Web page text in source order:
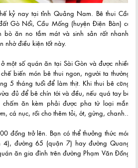
kỷ nay tại tỉnh Quảng Nam. Bê thui Cầu
Gò Nổi, Cầu Mống (huyện Điện Bàn) cỏ
bò ăn no tắm mát và sinh sản rất nhanh,
nhờ điều kiện tốt này.
một số quán ăn tại Sài Gòn và được nhiều
biến món bê thui ngon, người ta thường
5 tháng tuổi để làm thịt. Khi thui bê cũng
đủ để bê chín tới và đều, nếu quá tay bê
ăn kèm phải được pha từ loại mắm
cá nục, rồi cho thêm tỏi, ớt, gừng, chanh...
đồng trở lên. Bạn có thể thưởng thức món
đường 65 (quận 7) hay đường Quang
ăn gia đình trên đường Phạm Văn Đồng